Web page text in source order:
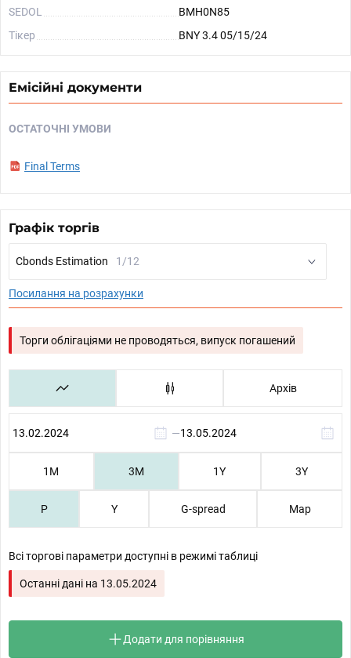
SEDOL
BMH0N85
Тікер
BNY 3.4 05/15/24
Емісійні документи
ОСТАТОЧНІ УМОВИ
Final Terms
Графік торгів
Cbonds Estimation 1/12
Посилання на розрахунки
Торги облігаціями не проводяться, випуск погашений
Архів
—
1М 3М 1Y 3Y
P Y G-spread Map
Всі торгові параметри доступні в режимі таблиці
Останні дані на 13.05.2024
Додати для порівняння